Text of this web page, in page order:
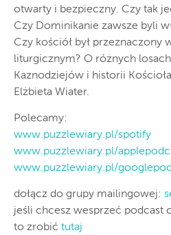
otwarty i bezpieczny. Czy tak
Czy Dominikanie zawsze byli
Czy kościół był przeznaczony
liturgicznym? O różnych
Kaznodziejów i historii
Elżbieta Wiater.
Polecamy:
www.puzzlewiary.pl/spotify
www.puzzlewiary.pl/
www.puzzlewiary.pl/
dołącz do grupy mailingowej:
jeśli chcesz wesprzeć podcast
to zrobić tutaj